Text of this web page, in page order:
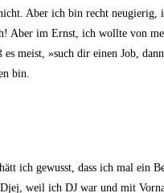
Aber ich bin recht
Aber im Ernst, ich woll­te von
meist, »such dir einen Job,
bin.
ich gewusst, dass ich mal
weil ich DJ war und mit